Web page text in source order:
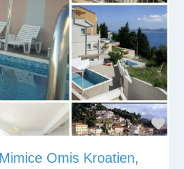
Omis Kroatien,